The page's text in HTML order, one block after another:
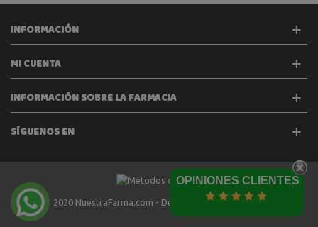
OPINIONES CLIENTES
INFORMACIÓN
MI CUENTA
INFORMACIÓN SOBRE LA FARMACIA
SÍGUENOS EN
2020 NuestraFarma.com - Desarrollado porTecinet